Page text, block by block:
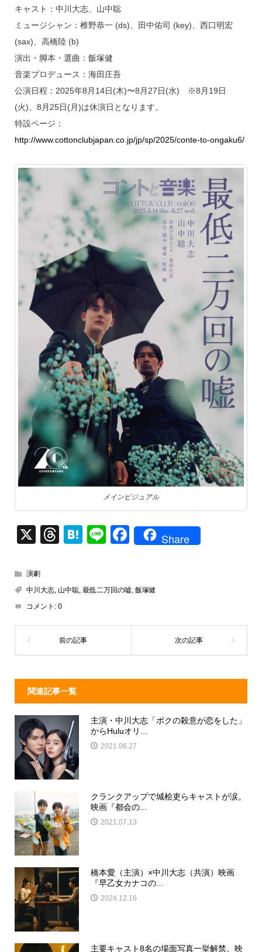
キャスト：中川大志、山中聡
ミュージシャン：椎野恭一 (ds)、田中佑司 (key)、西口明宏
(sax)、高橋陸 (b)
演出・脚本・選曲：飯塚健
音楽プロデュース：海田庄吾
公演日程：2025年8月14日(木)〜8月27日(水) ※8月19日
(火)、8月25日(月)は休演日となります。
特設ページ：
http://www.cottonclubjapan.co.jp/jp/sp/2025/conte-to-ongaku6/
メインビジュアル
X T
a
d
s
H
n
Li F
e
o
Share
演劇
中川大志, 山中聡, 最低二万回の嘘, 飯塚健
コメント: 0
関連記事一覧
主演・中川大志「ボクの殺意が恋をした」
からHuluオリ...
2021.06.27
クランクアップで城桧吏らキャストが涙。
映画『都会の...
2021.07.13
橋本愛（主演）×中川大志（共演）映画
『早乙女カナコの...
2024.12.16
主要キャスト8名の場面写真一挙解禁。映